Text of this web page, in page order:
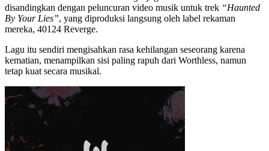
disandingkan dengan peluncuran video musik untuk trek “Haunted
By Your Lies”, yang diproduksi langsung oleh label rekaman
mereka, 40124 Reverge.
Lagu itu sendiri mengisahkan rasa kehilangan seseorang karena
kematian, menampilkan sisi paling rapuh dari Worthless, namun
tetap kuat secara musikal.